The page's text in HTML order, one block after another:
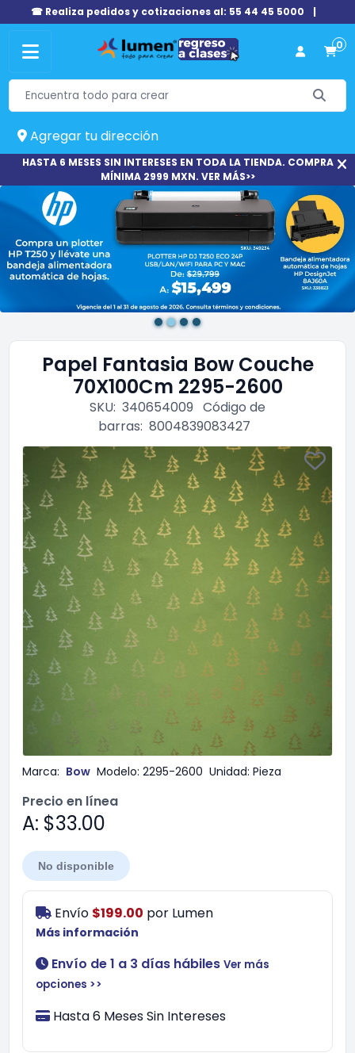
☎ Realiza pedidos y cotizaciones al: 55 44 45 5000 |
0
Agregar tu dirección
HASTA 6 MESES SIN INTERESES EN TODA LA TIENDA. COMPRA
MÍNIMA 2999 MXN. VER MÁS>>
Papel Fantasia Bow Couche
70X100Cm 2295-2600
SKU: 340654009 Código de
barras: 8004839083427
Marca: Bow Modelo: 2295-2600 Unidad: Pieza
Precio en línea
A: $33.00
No disponible
Envío $199.00 por Lumen
Más información
Envío de 1 a 3 días hábiles Ver más
opciones >>
Hasta 6 Meses Sin Intereses